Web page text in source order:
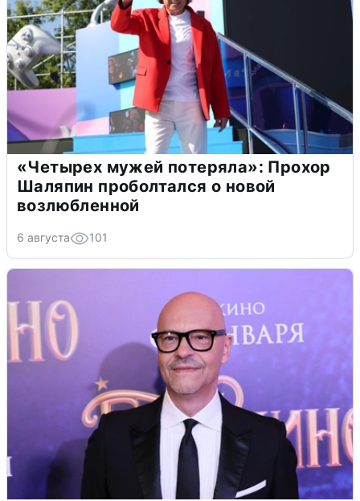
«Четырех мужей потеряла»: Прохор
Шаляпин проболтался о новой
возлюбленной
6 августа 101